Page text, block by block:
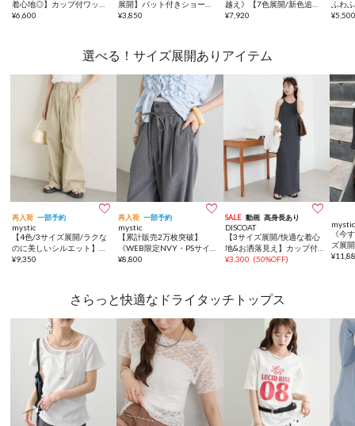
着心地◎】カップ付ワッフ
ルアメスリワンピース
¥6,600
展開】パット付きショート
キャミソール2
¥3,850
越え》【7色展開/新色追
加】ふわふわシャーリング
¥7,920
ふわ
ャツ
¥
選べる！サイズ展開ありアイテム
再入荷 一部予約 
mystic
【4色/3サイズ展開/ラクな
のに美しいシルエット】ワ
イドベルトタックパンツ
¥9,350
再入荷 一部予約 
mystic
【累計販売2万枚突破】
《WEB限定NVY・PSサイ
ズ登場/4サイズ展開》ライ
¥8,800
SALE 動画 高身長あり 
DISCOAT
【3サイズ展開/快適な着心
地&お洒落見え】カップ付
アメスリリブワンピース
¥3,300 (50%OFF)
mystic
《今
ズ展
能】
¥
さらっと快適なドライタッチトップス